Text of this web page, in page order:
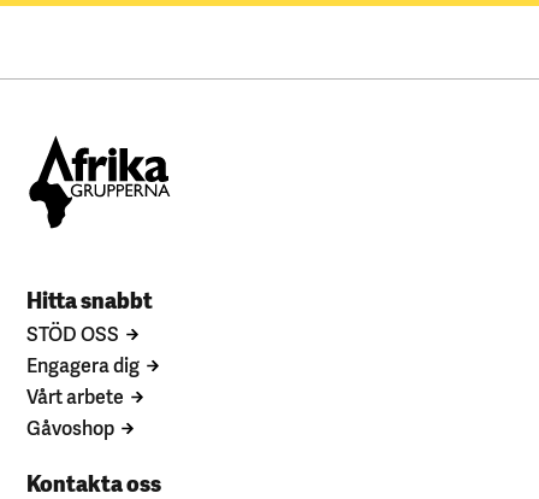
Hitta snabbt
STÖD OSS
Engagera dig
Vårt arbete
Gåvoshop
Kontakta oss